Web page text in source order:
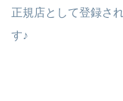
正規店として登録さ
す♪